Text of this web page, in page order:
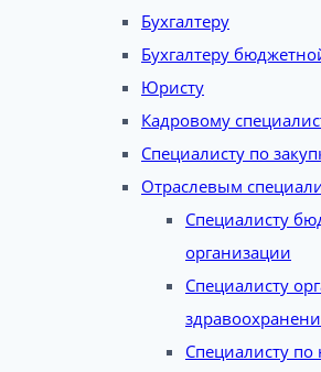
Бухгалтеру
Бухгалтеру
Юристу
Кадровому
Специалисту по
Отраслевым
Специалисту
организации
Специалисту
Специалисту